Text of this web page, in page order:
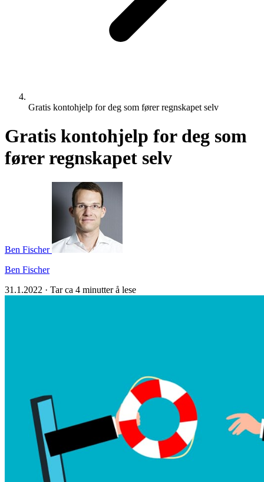
Gratis kontohjelp for deg som fører regnskapet selv
Gratis kontohjelp for deg som
fører regnskapet selv
Ben Fischer
Ben Fischer
31.1.2022 · Tar ca 4 minutter å lese